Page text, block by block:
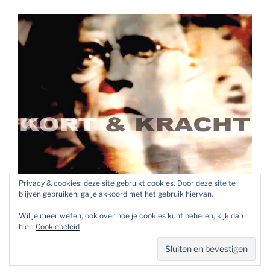
Privacy & cookies: deze site gebruikt cookies. Door deze site te
blijven gebruiken, ga je akkoord met het gebruik hiervan.
Wil je meer weten, ook over hoe je cookies kunt beheren, kijk dan
hier: Cookiebeleid